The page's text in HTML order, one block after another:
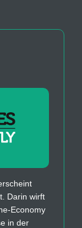
Darin wirft
Economy
in der